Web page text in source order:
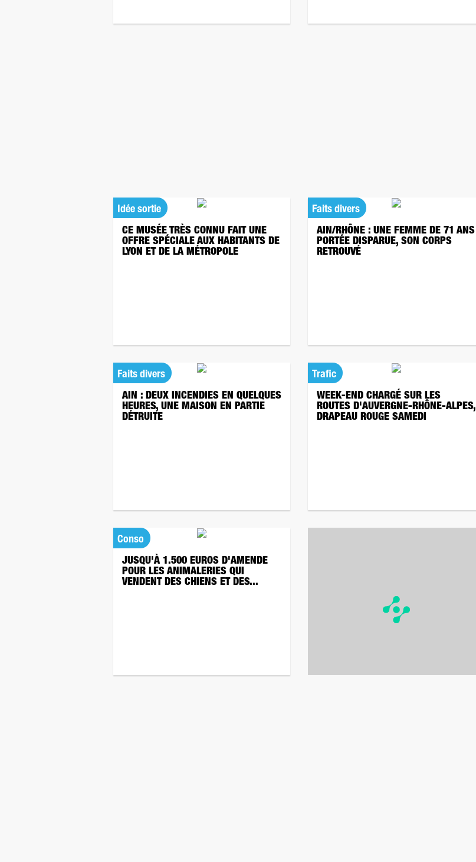
Idée sortie
CE MUSÉE TRÈS CONNU FAIT UNE
OFFRE SPÉCIALE AUX HABITANTS DE
LYON ET DE LA MÉTROPOLE
Faits divers
AIN/RHÔNE : UNE FEMME DE 71 ANS
PORTÉE DISPARUE, SON CORPS
RETROUVÉ
Faits divers
AIN : DEUX INCENDIES EN QUELQUES
HEURES, UNE MAISON EN PARTIE
DÉTRUITE
Trafic
WEEK-END CHARGÉ SUR LES
ROUTES D'AUVERGNE-RHÔNE-ALPES,
DRAPEAU ROUGE SAMEDI
Conso
JUSQU'À 1.500 EUROS D'AMENDE
POUR LES ANIMALERIES QUI
VENDENT DES CHIENS ET DES...